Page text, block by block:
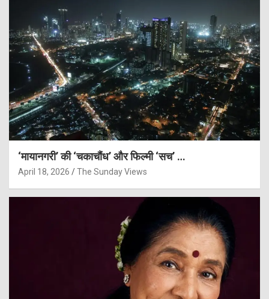
‘मायानगरी’ की ‘चकाचौंध’ और फिल्मी ‘सच’ …
April 18, 2026 The Sunday Views